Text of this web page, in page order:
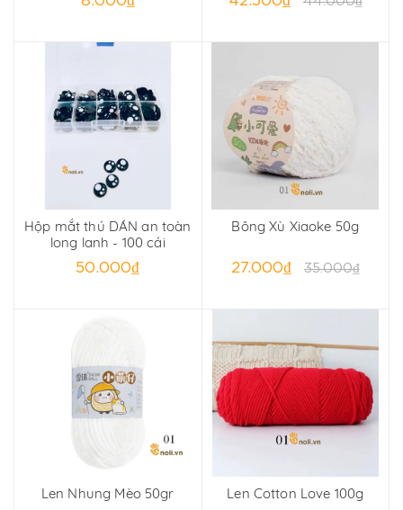
Hộp mắt thú DÁN an toàn
long lanh - 100 cái
50.000₫
Bông Xù Xiaoke 50g
27.000₫ 35.000₫
Len Nhung Mèo 50gr Len Cotton Love 100g